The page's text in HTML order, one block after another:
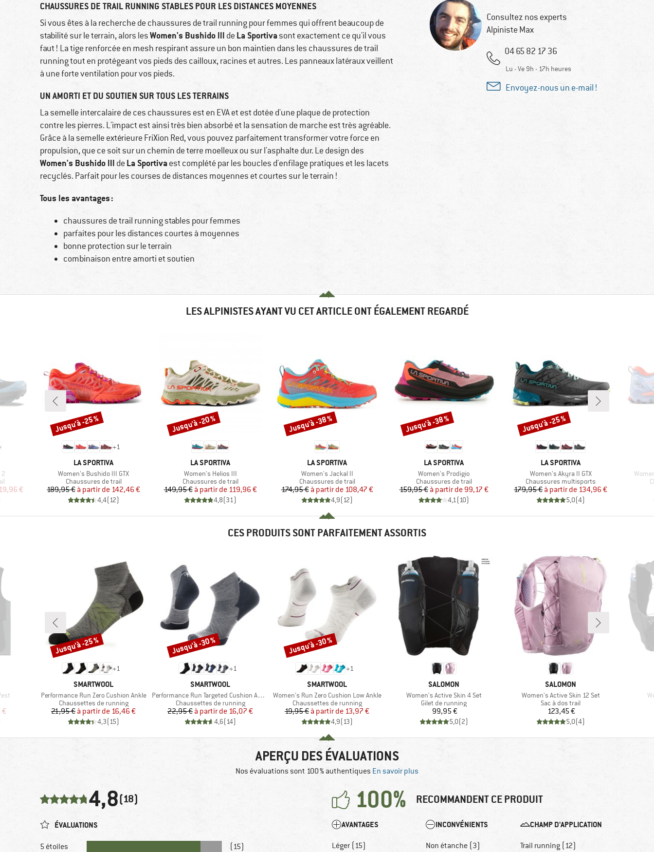
CHAUSSURES DE TRAIL RUNNING STABLES POUR LES DISTANCES MOYENNES
Si vous êtes à la recherche de chaussures de trail running pour femmes qui offrent beaucoup de
stabilité sur le terrain, alors lesWomen's Bushido lll de La Sportivasont exactement ce qu'il vous
faut ! La tige renforcée en mesh respirant assure un bon maintien dans les chaussures de trail
running tout en protégeant vos pieds des cailloux, racines et autres. Les panneaux latéraux veillent
à une forte ventilation pour vos pieds.
UN AMORTI ET DU SOUTIEN SUR TOUS LES TERRAINS
La semelle intercalaire de ces chaussures est en EVA et est dotée d'une plaque de protection
contre les pierres. L'impact est ainsi très bien absorbé et la sensation de marche est très agréable.
Grâce à la semelle extérieure FriXion Red, vous pouvez parfaitement transformer votre force en
propulsion, que ce soit sur un chemin de terre moelleux ou sur l'asphalte dur. Le design des
Women's Bushido lll de La Sportivaest complété par les boucles d'enfilage pratiques et les lacets
recyclés. Parfait pour les courses de distances moyennes et courtes sur le terrain !
Tous les avantages :
chaussures de trail running stables pour femmes
parfaites pour les distances courtes à moyennes
bonne protection sur le terrain
combinaison entre amorti et soutien
Consultez nos experts
Alpiniste Max
04 65 82 17 36
Lu - Ve 9h - 17h heures
Envoyez-nous un e-mail !
LES ALPINISTES AYANT VU CET ARTICLE ONT ÉGALEMENT REGARDÉ
€
+1
MARQUE
LA SPORTIVA
Article
Women's Bushido III GTX
Product group
Chaussures de trail
Prix
189,95 € Prix réduit
à partir de 142,46 €
4,4( 12)
Remise
Jusqu'à -25 %
MARQUE
LA SPORTIVA
Article
Women's Helios III
Product group
Chaussures de trail
Prix
149,95 € Prix réduit
à partir de 119,96 €
4,8(31)
Remise
Jusqu'à -20 %
MARQUE
LA SPORTIVA
Article
Women's Jackal II
Product group
Chaussures de trail
Prix
174,95 € Prix réduit
à partir de 108,47 €
4,9( 12)
Remise
Jusqu'à -38 %
MARQUE
LA SPORTIVA
Article
Women's Prodigio
Product group
Chaussures de trail
Prix
159,95 € Prix réduit
à partir de 99,17 €
4,1( 10)
Remise
Jusqu'à -38 %
MARQUE
LA SPORTIVA
Article
Women's Akyra II GTX
Product group
Chaussures multisports
Prix
179,95 € Prix réduit
à partir de 134,96 €
5,0(4)
Remise
Jusqu'à -25 %
Article
CES PRODUITS SONT PARFAITEMENT ASSORTIS
€
+1
MARQUE
SMARTWOOL
Article
Performance Run Zero Cushion Ankle
Product group
Chaussettes de running
Prix
21,95 € Prix réduit
à partir de 16,46 €
4,3( 15)
Remise
Jusqu'à -25 %
+1
MARQUE
SMARTWOOL
Article
Performance Run Targeted Cushion Ankle
Product group
Chaussettes de running
Prix
22,95 € Prix réduit
à partir de 16,07 €
4,6( 14)
Remise
Jusqu'à -30 %
+1
MARQUE
SMARTWOOL
Article
Women's Run Zero Cushion Low Ankle
Product group
Chaussettes de running
Prix
19,95 € Prix réduit
à partir de 13,97 €
4,9( 13)
Remise
Jusqu'à -30 %
MARQUE
SALOMON
Article
Women's Active Skin 4 Set
Product group
Gilet de running
Prix
99,95 €
5,0(2)
MARQUE
SALOMON
Article
Women's Active Skin 12 Set
Product group
Sac à dos trail
Prix
123,45 €
5,0(4)
APERÇU DES ÉVALUATIONS
Nos évaluations sont 100 % authentiques En savoir plus
4,8(18) 100% RECOMMANDENT CE PRODUIT
ÉVALUATIONS
5 étoiles (15)
AVANTAGES
Léger (15)
INCONVÉNIENTS
Non étanche (3)
CHAMP D'APPLICATION
Trail running (12)